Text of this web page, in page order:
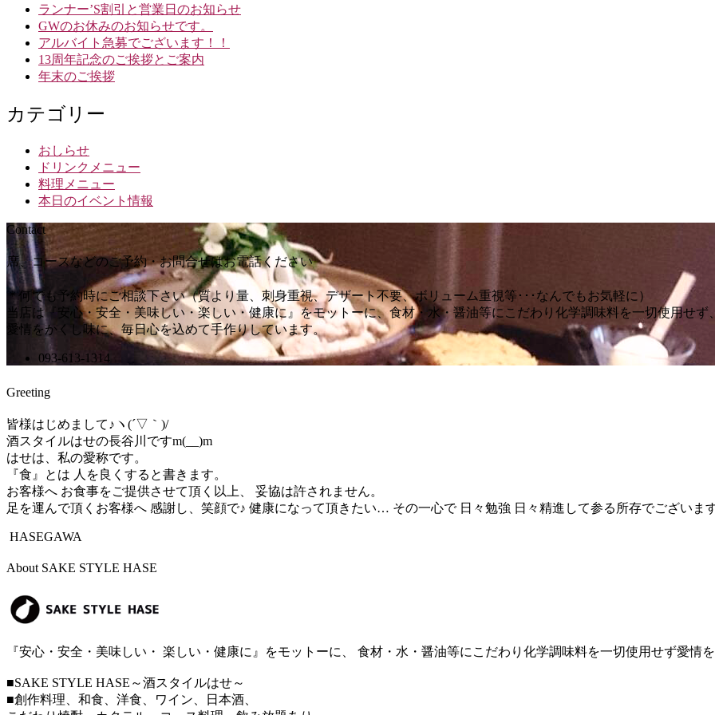
ランナー’S割引と営業日のお知らせ
GWのお休みのお知らせです。
アルバイト急募でございます！！
13周年記念のご挨拶とご案内
年末のご挨拶
カテゴリー
おしらせ
ドリンクメニュー
料理メニュー
本日のイベント情報
Contact
席、コースなどのご予約・お問合せはお電話ください
＊何でも予約時にご相談下さい（質より量、刺身重視、デザート不要、ボリューム重視等･･･なんでもお気軽に）
当店は『安心・安全・美味しい・楽しい・健康に』をモットーに、食材・水・醤油等にこだわり化学調味料を一切使用せず
愛情をかくし味に、毎日心を込めて手作りしています。
093-613-1314
Greeting
皆様はじめまして♪ヽ(´▽｀)/
酒スタイルはせの長谷川ですm(__)m
はせは、私の愛称です。
『食』とは 人を良くすると書きます。
お客様へ お食事をご提供させて頂く以上、 妥協は許されません。
足を運んで頂くお客様へ 感謝し、笑顔で♪ 健康になって頂きたい… その一心で 日々勉強 日々精進して参る所存でございま
HASEGAWA
About SAKE STYLE HASE
『安心・安全・美味しい・ 楽しい・健康に』をモットーに、 食材・水・醤油等にこだわり化学調味料を一切使用せず愛情
■SAKE STYLE HASE～酒スタイルはせ～
■創作料理、和食、洋食、ワイン、日本酒、